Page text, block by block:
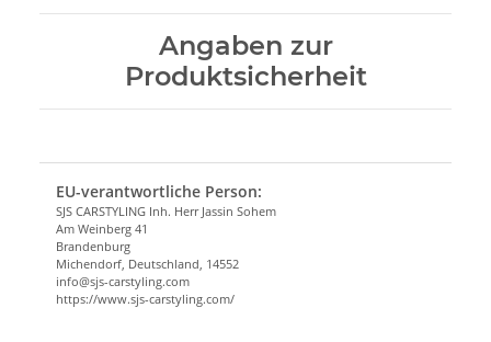
Angaben zur
Produktsicherheit
EU-verantwortliche Person:
SJS CARSTYLING Inh. Herr Jassin Sohem
Am Weinberg 41
Brandenburg
Michendorf, Deutschland, 14552
info@sjs-carstyling.com
https://www.sjs-carstyling.com/